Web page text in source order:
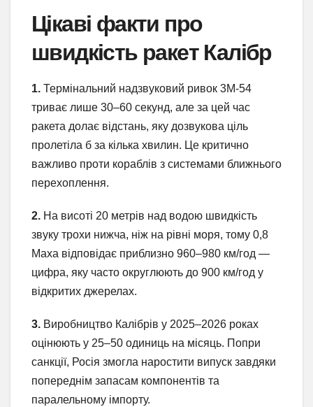
Цікаві факти про
швидкість ракет Калібр
1. Термінальний надзвуковий ривок 3М-54
триває лише 30–60 секунд, але за цей час
ракета долає відстань, яку дозвукова ціль
пролетіла б за кілька хвилин. Це критично
важливо проти кораблів з системами ближнього
перехоплення.
2. На висоті 20 метрів над водою швидкість
звуку трохи нижча, ніж на рівні моря, тому 0,8
Маха відповідає приблизно 960–980 км/год —
цифра, яку часто округлюють до 900 км/год у
відкритих джерелах.
3. Виробництво Калібрів у 2025–2026 роках
оцінюють у 25–50 одиниць на місяць. Попри
санкції, Росія змогла наростити випуск завдяки
попереднім запасам компонентів та
паралельному імпорту.